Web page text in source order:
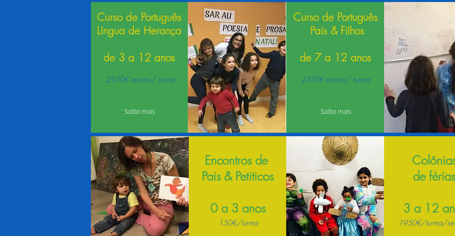
Curso de Português
Língua de Herança
de 3 a 12 anos
2370€ anuais/ turma
Saiba mais
Curso de Português
Pais & Filhos
de 7 a 12 anos
2370€ anuais/ turma
Saiba mais
Encontros de
Pais & Petiticos
0 a 3 anos
150€/turma
de férias
3 a 12
1950€/turma/